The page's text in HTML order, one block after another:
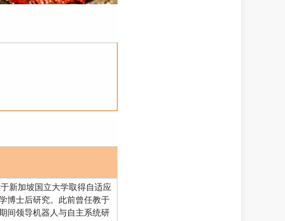
新加坡国立大学取得自适应
博士后研究。此前曾任教于
间领导机器人与自主系统研